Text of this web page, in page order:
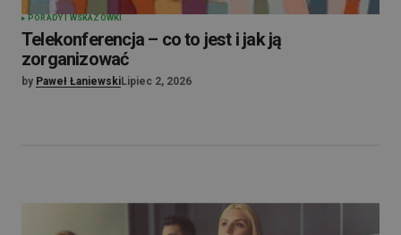
PORADY I WSKAZÓWKI
Telekonferencja – co to jest i jak ją
zorganizować
by Paweł ŁaniewskiLipiec 2, 2026